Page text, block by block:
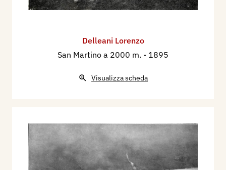
Delleani Lorenzo
San Martino a 2000 m. - 1895
Visualizza scheda